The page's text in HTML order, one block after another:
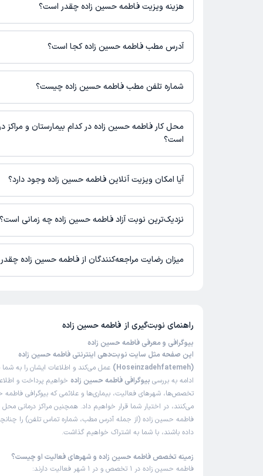
می‌کنند.
هزینه ویزیت فاطمه حسین زاده چقدر است؟
برای اطلاع از هزینه ویزیت فاطمه حسین زاده، لازم است با مطب
آدرس مطب فاطمه حسین زاده کجا است؟
فاطمه حسین زاده 1 مطب فعال دارند. آدرس مطب‌های فاطمه
است.شماره تلفن مطب فاطمه حسین زاده چیست؟
مطب خ شهرداری : شماره تماس مطب فاطمه حسین زاده در حال
صفحه ثبت نشده است.
محل کار فاطمه حسین زاده در کدام بیمارستان و مراکز
است؟
اطلاعاتی درباره محل فعالیت فاطمه حسین زاده در مراکز درمانی
آیا امکان ویزیت آنلاین فاطمه حسین زاده وجود دارد؟
در حال حاضر اطلاعاتی درباره ارائه ویزیت آنلاین توسط فاطمه
نیست. برای دریافت اطلاعات دقیق‌تر، لطفاً با مطب تماس بگیرید.
نزدیک‌ترین نوبت آزاد فاطمه حسین زاده چه زمانی است؟
زمان نوبت‌دهی و پذیرش بیماران با هماهنگی مطب مشخص می‌شود.
میزان رضایت مراجعه‌کنندگان از فاطمه حسین زاده
راهنمای نوبت‌گیری از فاطمه حسین زاده
بیوگرافی و معرفی فاطمه حسین زاده
این صفحه مثل سایت نوبت‌دهی اینترنتی فاطمه حسین زاده
(Hoseinzadehfatemeh)
عمل می‌کند و اطلاعات ایشان را به
ادامه به بررسی بیوگرافی فاطمه حسین زاده خواهیم پرداخت و
تخصص‌ها، شهرهای فعالیت، بیماری‌ها و علائمی که بیوگرافی فاطمه
می‌کنند، در اختیار شما قرار خواهیم داد. همچنین مراکز درمانی محل
فاطمه حسین زاده (از جمله آدرس مطب، شماره تماس تلفن) را چنانچه
داده باشند، با شما به اشتراک خواهیم گذاشت.
زمینه تخصص فاطمه حسین زاده و شهرهای فعالیت او چیست؟
فاطمه حسین زاده در 1 تخصص و در 1 شهر فعالیت دارند: